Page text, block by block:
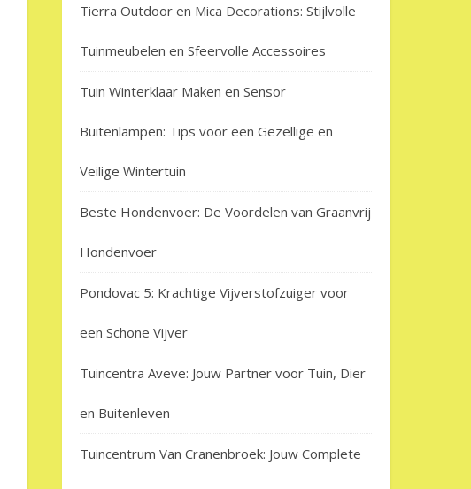
on Smakelijk Grillen – Ontdek de Smaak van Succes met een Drumgrill BBQ van
Tierra Outdoor en Mica Decorations: Stijlvolle
Tuinmeubelen en Sfeervolle Accessoires
Tuin Winterklaar Maken en Sensor
Buitenlampen: Tips voor een Gezellige en
Veilige Wintertuin
Beste Hondenvoer: De Voordelen van Graanvrij
Hondenvoer
Pondovac 5: Krachtige Vijverstofzuiger voor
een Schone Vijver
Tuincentra Aveve: Jouw Partner voor Tuin, Dier
en Buitenleven
Tuincentrum Van Cranenbroek: Jouw Complete